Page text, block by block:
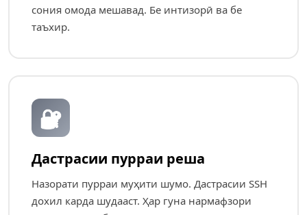
сония омода мешавад. Бе интизорӣ ва бе
таъхир.
🔐
Дастрасии пурраи реша
Назорати пурраи муҳити шумо. Дастрасии SSH
дохил карда шудааст. Ҳар гуна нармафзори